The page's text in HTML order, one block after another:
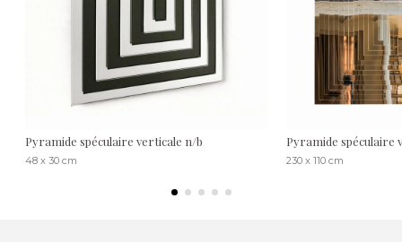
Pyramide spéculaire verticale n/b
48 x 30 cm
Pyramide spéculaire
230 x 110 cm